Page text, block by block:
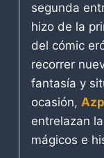
segunda
hizo de la
del cómic
recorrer
fantasía y
ocasión,
entrelazan
mágicos e